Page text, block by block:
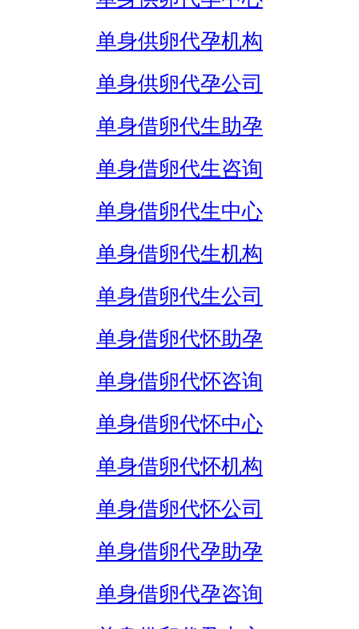
单身供卵代孕机构
单身供卵代孕公司
单身借卵代生助孕
单身借卵代生咨询
单身借卵代生中心
单身借卵代生机构
单身借卵代生公司
单身借卵代怀助孕
单身借卵代怀咨询
单身借卵代怀中心
单身借卵代怀机构
单身借卵代怀公司
单身借卵代孕助孕
单身借卵代孕咨询